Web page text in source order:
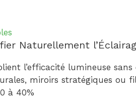
Naturellement
l’efficacité lumineuse
miroirs stratégiques ou
à 40%